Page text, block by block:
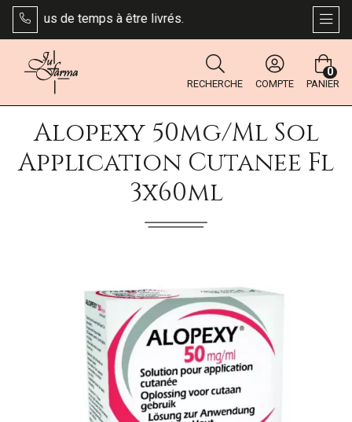
plus de temps à être livrés.
RECHERCHE COMPTE PANIER
0
Alopexy 50mg/ml Sol
Application Cutanee Fl
3x60ml